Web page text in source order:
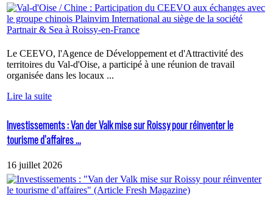
Le CEEVO, l'Agence de Développement et d'Attractivité des
territoires du Val-d'Oise, a participé à une réunion de travail
organisée dans les locaux ...
Lire la suite
Investissements : Van der Valk mise sur Roissy pour réinventer le
tourisme d’affaires ...
16 juillet 2026